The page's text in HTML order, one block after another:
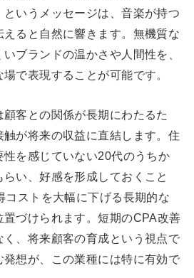
というメッセージは、音楽が持つ
ると自然に響きます。無機質な
ブランドの温かさや人間性を、
で表現することが可能です。
顧客との関係が長期にわたるた
が将来の収益に直結します。住
を感じていない20代のうちか
い、好感を形成しておくこと
コストを大幅に下げる長期的な
づけられます。短期のCPA改善
、将来顧客の育成という視点で
想が、この業種には特に有効で